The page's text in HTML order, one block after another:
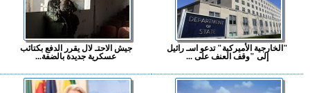
"الخارجية الأميركية" تدعو اسـ رائيل
إلى "وقف العنف على ...
جيش الاحتـ لال يقرر الدفع بكتائب
عسكرية جديدة بالضفة...